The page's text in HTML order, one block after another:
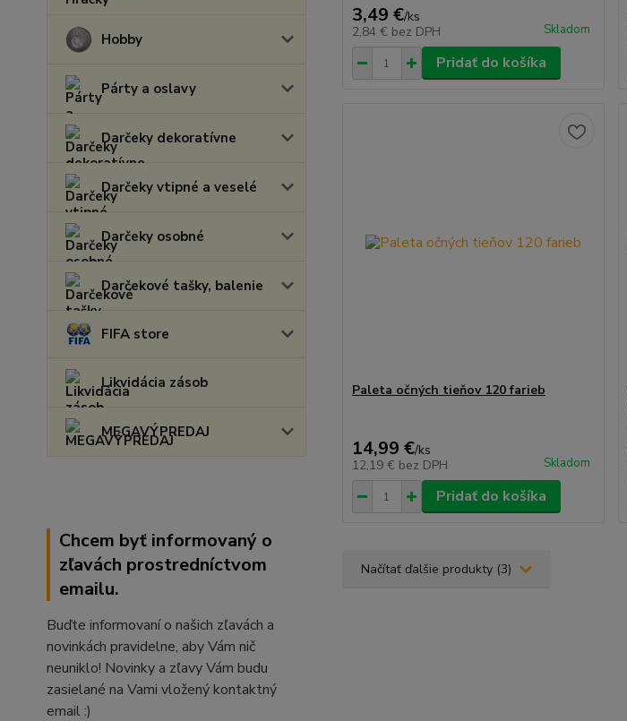
Hobby
Párty a oslavy
Darčeky dekoratívne
Darčeky vtipné a veselé
Darčeky osobné
Darčekové tašky, balenie
FIFA store
Likvidácia zásob
MEGAVÝPREDAJ
Chcem byť informovaný o
zľavách prostredníctvom
emailu.
Buďte informovaní o našich zľavách a
novinkách pravidelne, aby Vám nič
neuniklo! Novinky a zľavy Vám budu
zasielané na Vami vložený kontaktný
email :)
3,49 €/ks
2,84 € bez DPH Skladom
Pridať do košíka
Paleta očných tieňov 120 farieb
14,99 €/ks
12,19 € bez DPH Skladom
Pridať do košíka
Načítať ďalšie produkty (3)